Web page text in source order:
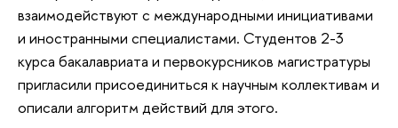
взаимодействуют с международными инициативами
и иностранными специалистами. Студентов 2-3
курса бакалавриата и первокурсников магистратуры
пригласили присоединиться к научным коллективам и
описали алгоритм действий для этого.